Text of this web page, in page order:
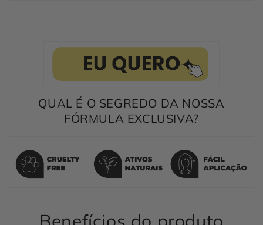
QUAL É O SEGREDO DA NOSSA
FÓRMULA EXCLUSIVA?